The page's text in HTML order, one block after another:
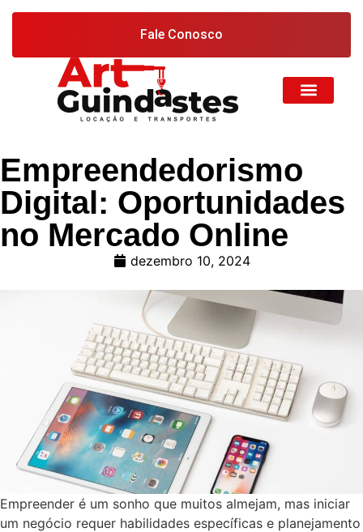
Fale Conosco
Empreendedorismo
Digital: Oportunidades
no Mercado Online
dezembro 10, 2024
Empreender é um sonho que muitos almejam, mas iniciar
um negócio requer habilidades específicas e planejamento